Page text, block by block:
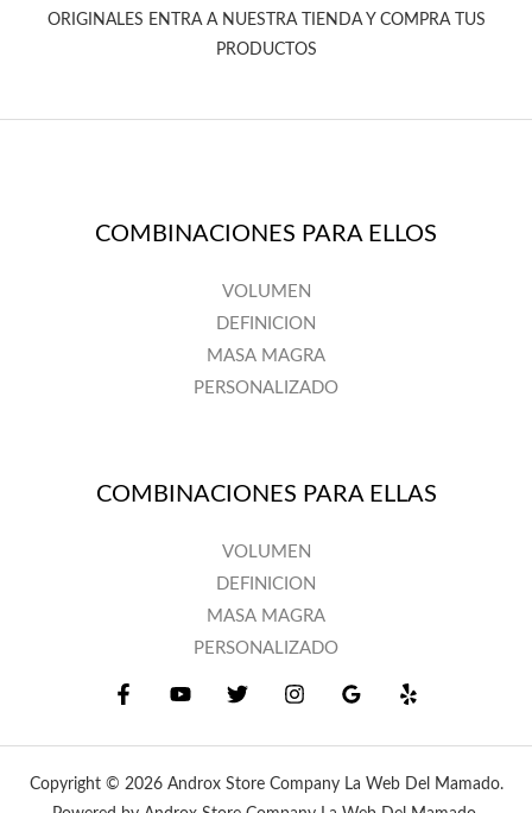
ORIGINALES ENTRA A NUESTRA TIENDA Y COMPRA TUS
PRODUCTOS
COMBINACIONES PARA ELLOS
VOLUMEN
DEFINICION
MASA MAGRA
PERSONALIZADO
COMBINACIONES PARA ELLAS
VOLUMEN
DEFINICION
MASA MAGRA
PERSONALIZADO
Copyright © 2026 Androx Store Company La Web Del Mamado.